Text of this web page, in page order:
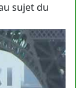
sujet du